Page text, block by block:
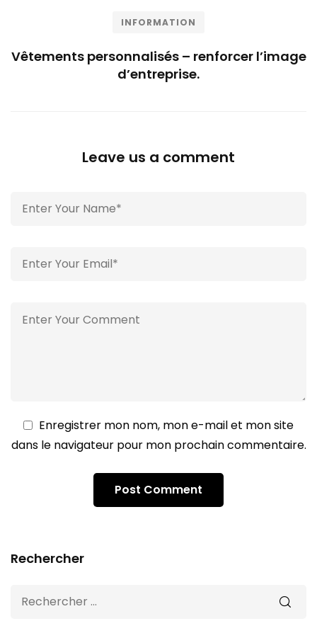
INFORMATION
Vêtements personnalisés – renforcer l’image
d’entreprise.
Leave us a comment
Enregistrer mon nom, mon e-mail et mon site
dans le navigateur pour mon prochain commentaire.
Rechercher